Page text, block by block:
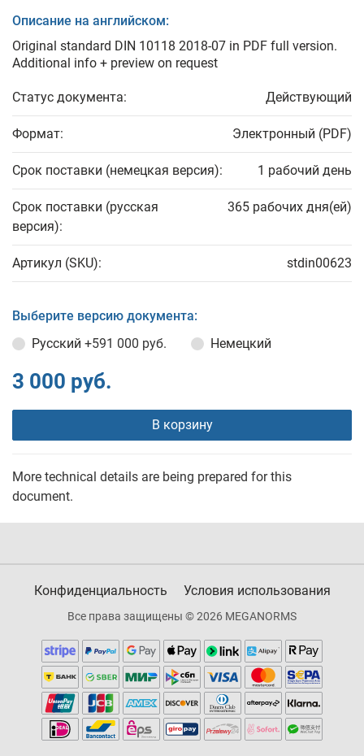
Описание на английском:
Original standard DIN 10118 2018-07 in PDF full version.
Additional info + preview on request
Статус документа: Действующий
Формат: Электронный (PDF)
Срок поставки (немецкая версия): 1 рабочий день
Срок поставки (русская
версия):
365 рабочих дня(ей)
Артикул (SKU): stdin00623
Выберите версию документа:
Русский +591 000 руб. Немецкий
3 000 руб.
В корзину
More technical details are being prepared for this
document.
Конфиденциальность Условия использования
Все права защищены © 2026 MEGANORMS